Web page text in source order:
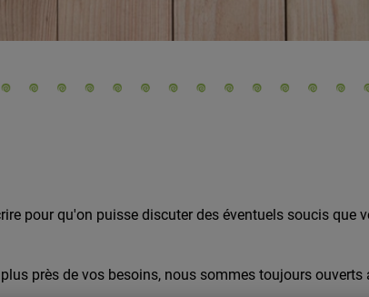
pour qu'on puisse discuter des éventuels soucis que
près de vos besoins, nous sommes toujours